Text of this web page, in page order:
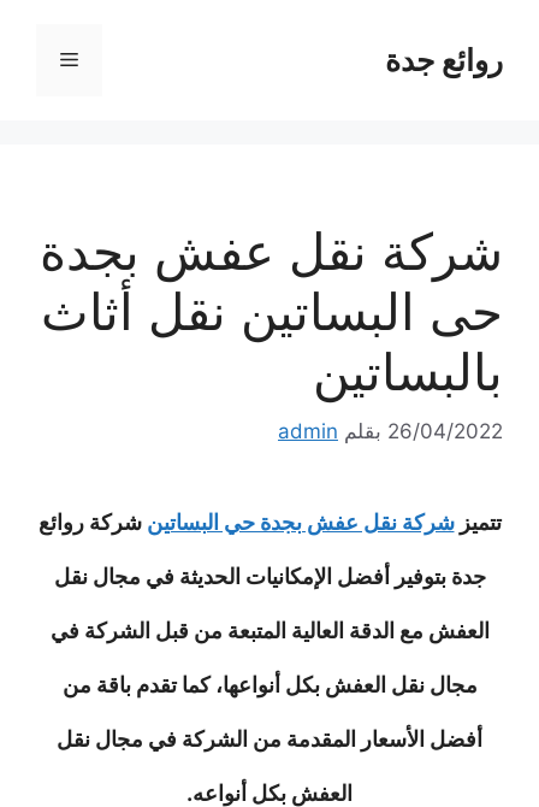
روائع جدة القائمة
شركة نقل عفش بجدة
حى البساتين نقل أثاث
بالبساتين
26/04/2022 بقلم admin
تتميز شركة نقل عفش بجدة حي البساتينشركة روائع
جدة بتوفير أفضل الإمكانيات الحديثة في مجال نقل
العفش مع الدقة العالية المتبعة من قبل الشركة في
مجال نقل العفش بكل أنواعها، كما تقدم باقة من
أفضل الأسعار المقدمة من الشركة في مجال نقل
العفش بكل أنواعه.